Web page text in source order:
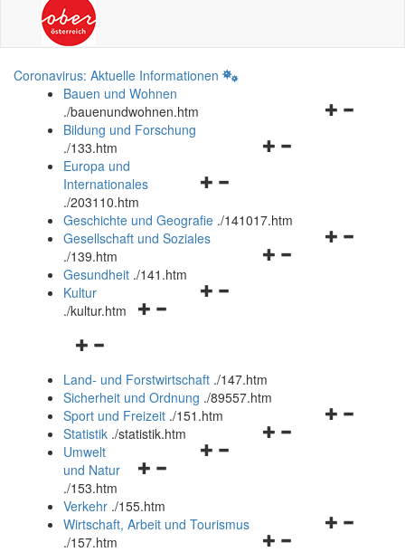
Coronavirus: Aktuelle Informationen
Bauen und Wohnen
./bauenundwohnen.htm
Navigationsmenü
Bildung und Forschung
./133.htm
Navigationsmenü
und
schließen
Europa und
Internationales
./203110.htm
Geschichte und Geografie ./141017.htm
Navigationsmenü
Gesellschaft und Soziales
./139.htm
Navigationsmenü
Gesundheit ./141.htm
Navigationsmenü
Kultur
./kultur.htm
Navigationsmenü
und
schließen
Land- und Forstwirtschaft ./147.htm
Sicherheit und Ordnung ./89557.htm
Navigationsmenü
Sport und Freizeit ./151.htm
Navigationsmenü
Statistik ./statistik.htm
Navigationsmenü
und
schließen
Umwelt
und Natur
./153.htm
Verkehr ./155.htm
Navigationsmenü
Wirtschaft, Arbeit und Tourismus
./157.htm